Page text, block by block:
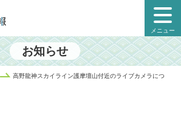
メニュー
お知らせ
高野龍神スカイライン護摩壇山付近のライブカメラにつ